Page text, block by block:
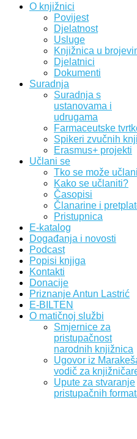
O knjižnici
Povijest
Djelatnost
Usluge
Knjižnica u
Djelatnici
Dokumenti
Suradnja
Suradnja s
ustanovama i
udrugama
Farmaceutske
Spikeri zvučnih
Erasmus+ projekti
Učlani se
Tko se može
Kako se učlaniti?
Časopisi
Članarine i
Pristupnica
E-katalog
Događanja i novosti
Podcast
Popisi knjiga
Kontakti
Donacije
Priznanje Antun Lastrić
E-BILTEN
O matičnoj službi
Smjernice za
pristupačnost
narodnih knjižnica
Ugovor iz
vodič za
Upute za stvaranje
pristupačnih